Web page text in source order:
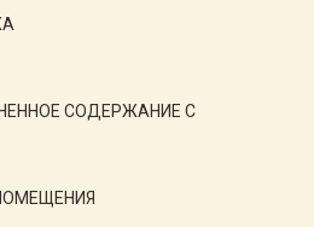
СОДЕРЖАНИЕ С